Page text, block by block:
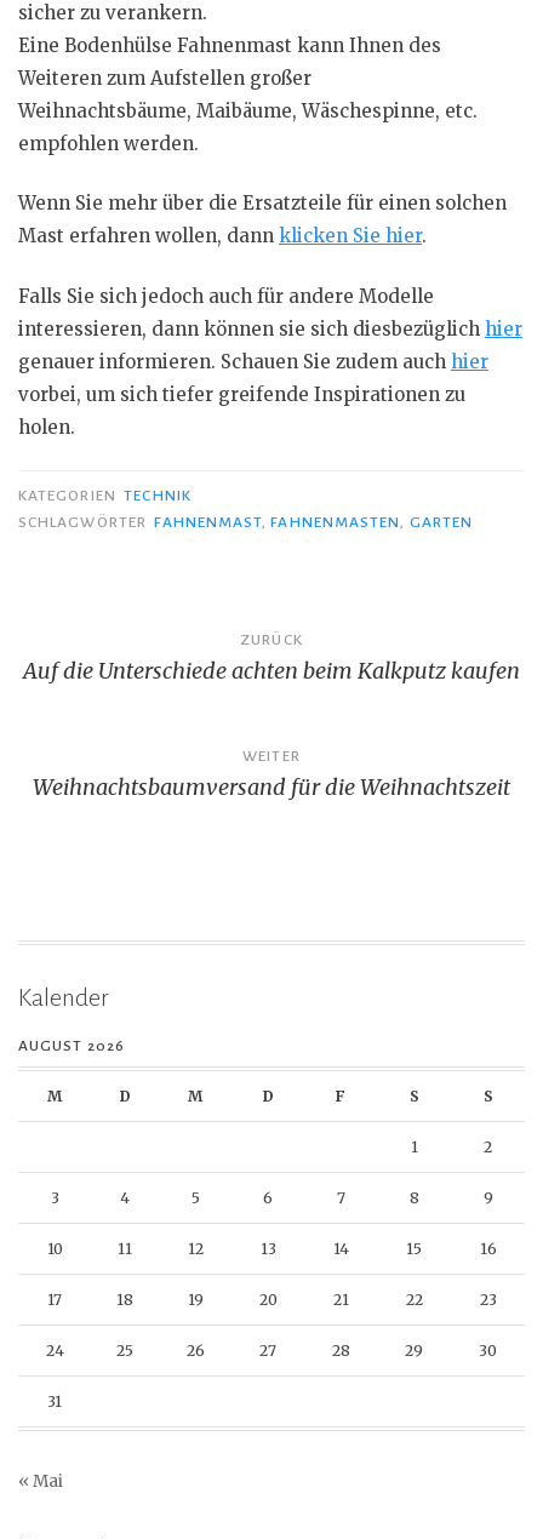
sicher zu verankern.
Eine Bodenhülse Fahnenmast kann Ihnen des
Weiteren zum Aufstellen großer
Weihnachtsbäume, Maibäume, Wäschespinne, etc.
empfohlen werden.
Wenn Sie mehr über die Ersatzteile für einen solchen
Mast erfahren wollen, dann klicken Sie hier.
Falls Sie sich jedoch auch für andere Modelle
interessieren, dann können sie sich diesbezüglich hier
genauer informieren. Schauen Sie zudem auch hier
vorbei, um sich tiefer greifende Inspirationen zu
holen.
KATEGORIEN TECHNIK
SCHLAGWÖRTER FAHNENMAST,FAHNENMASTEN, GARTEN
Beitragsnavigation
ZURÜCK
Auf die Unterschiede achten beim Kalkputz kaufen
WEITER
Weihnachtsbaumversand für die Weihnachtszeit
Kalender
AUGUST 2026
M D M D F S S
1 2
3 4 5 6 7 8 9
10 11 12 13 14 15 16
17 18 19 20 21 22 23
24 25 26 27 28 29 30
31
« Mai